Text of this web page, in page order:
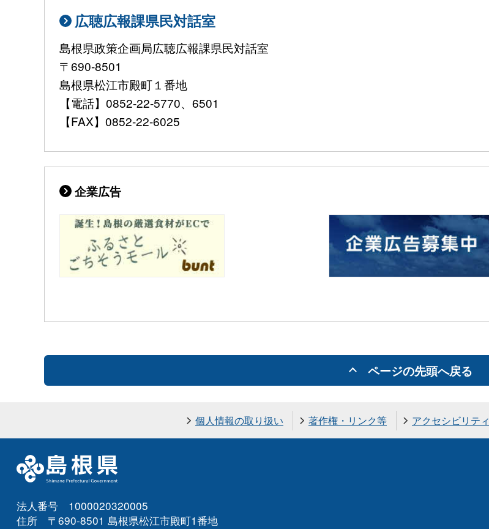
広聴広報課県民対話室
島根県政策企画局広聴広報課県民対話室
〒690-8501
島根県松江市殿町１番地
【電話】0852-22-5770、6501
【FAX】0852-22-6025
企業広告
ページの先頭へ戻る
個人情報の取り扱い 著作権・リンク等 アクセシビリティ
法人番号 1000020320005
住所 〒690-8501 島根県松江市殿町1番地